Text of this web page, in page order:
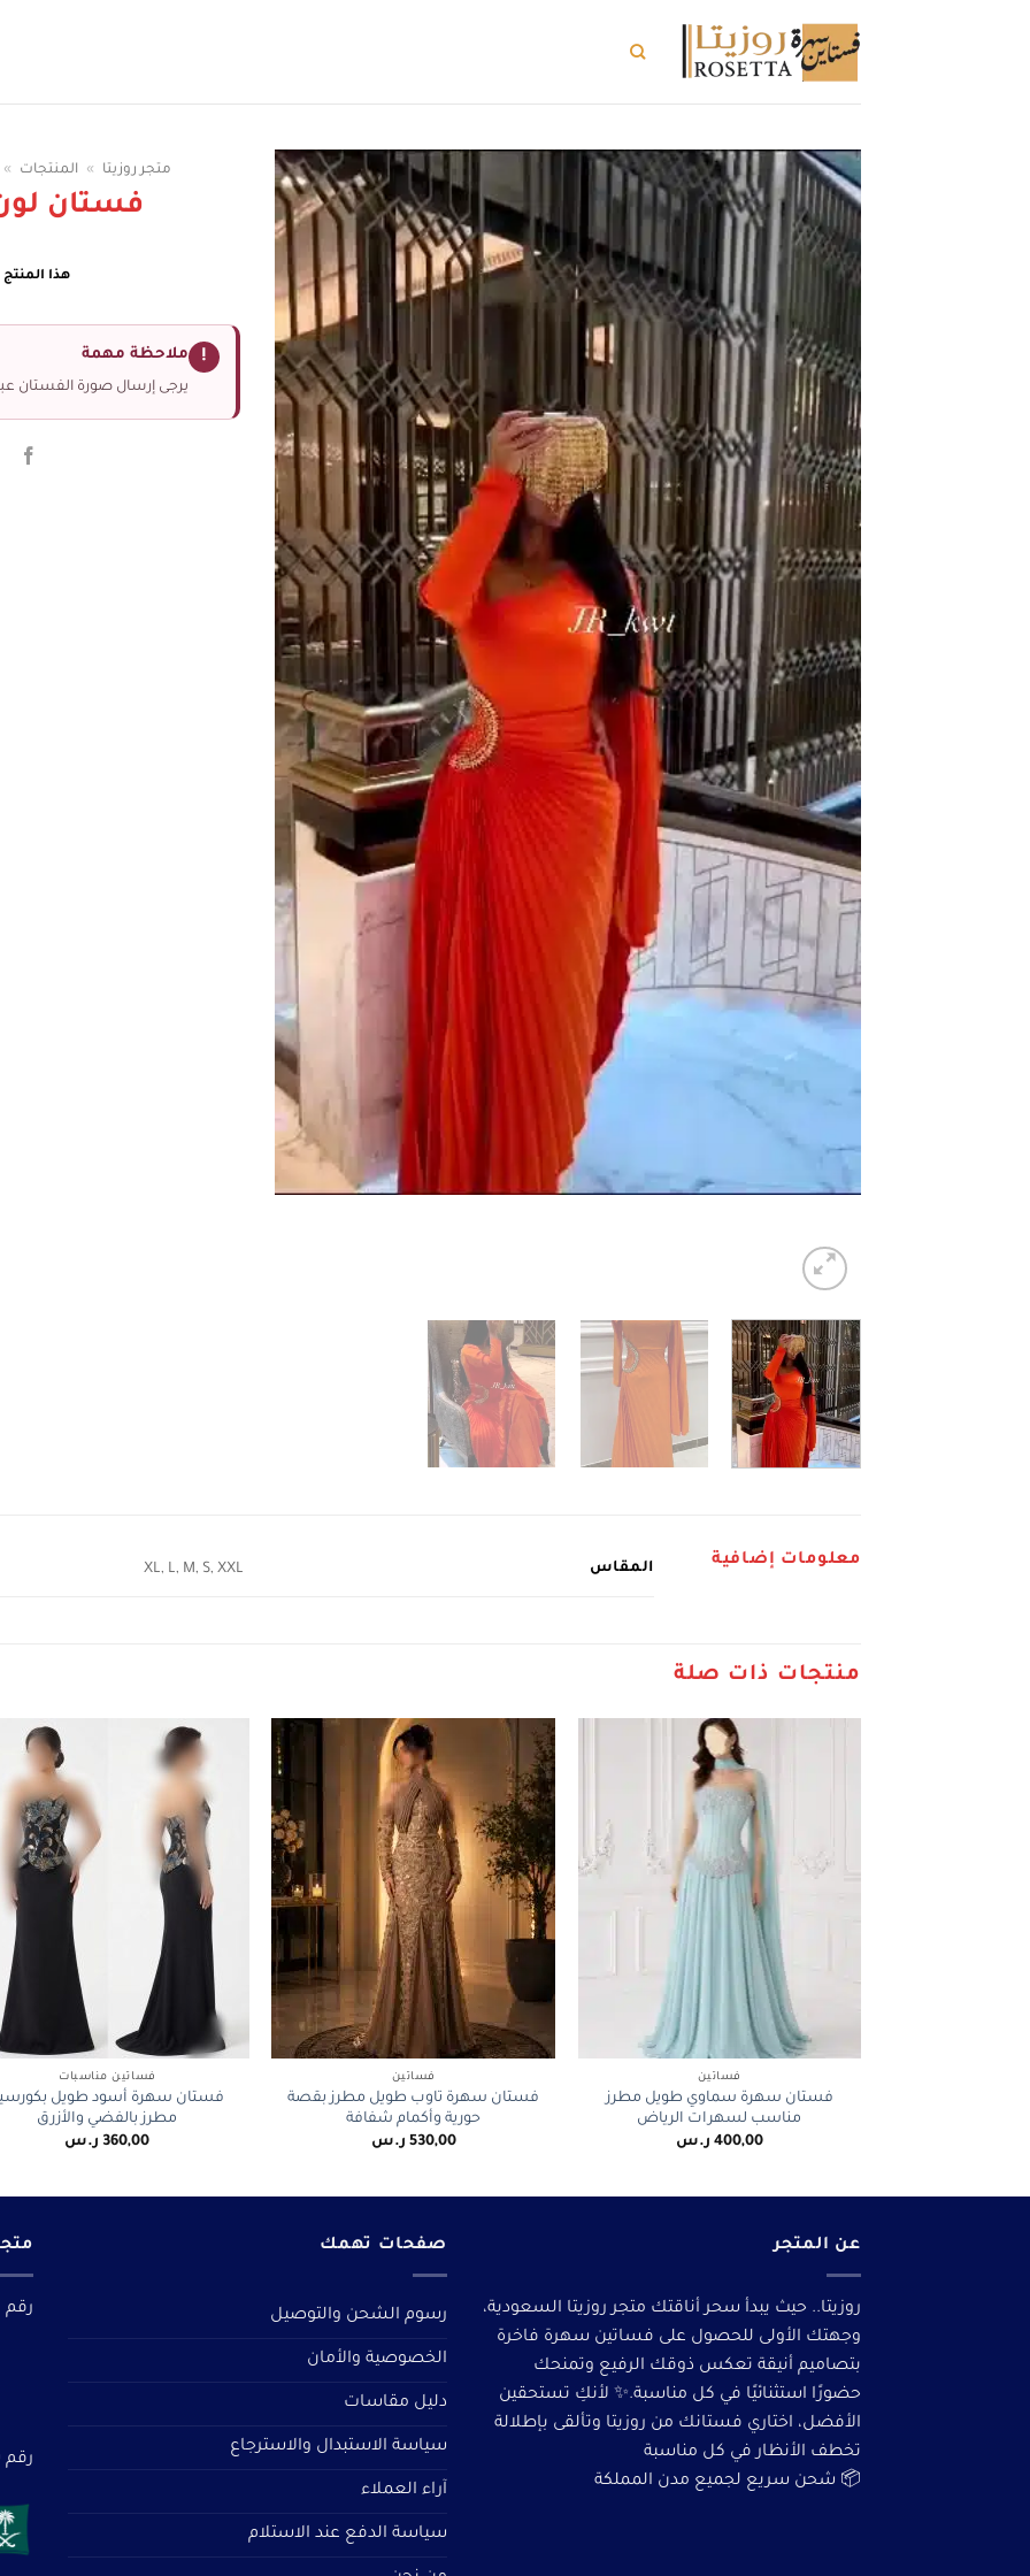
متجر روزيتا » المنتجات »
فستان
هذا
! ملاحظة مهمة
يرجى إرسال صورة الفستان
معلومات إضافية المقاس XL, L, M, S, XXL
منتجات ذات صلة
فساتين
فستان سهرة سماوي طويل مطرز
مناسب لسهرات الرياض
400,00 ر.س
+
فساتين
فستان سهرة تاوب طويل مطرز بقصة
حورية وأكمام شفافة
530,00 ر.س
فساتين مناسبات
فستان سهرة أسود طويل
مطرز بالفضي والأزرق
360,00 ر.س
عن المتجر
روزيتا.. حيث يبدأ سحر أناقتك متجر روزيتا السعودية،
وجهتك الأولى للحصول على فساتين سهرة فاخرة
بتصاميم أنيقة تعكس ذوقك الرفيع وتمنحك
حضورًا استثنائيًا في كل مناسبة.✨ لأنكِ تستحقين
الأفضل، اختاري فستانك من روزيتا وتألقى بإطلالة
تخطف الأنظار في كل مناسبة
📦 شحن سريع لجميع مدن المملكة
صفحات تهمك
رسوم الشحن والتوصيل
الخصوصية والأمان
دليل مقاسات
سياسة الاستبدال والاسترجاع
آراء العملاء
سياسة الدفع عند الاستلام
رقم
رقم